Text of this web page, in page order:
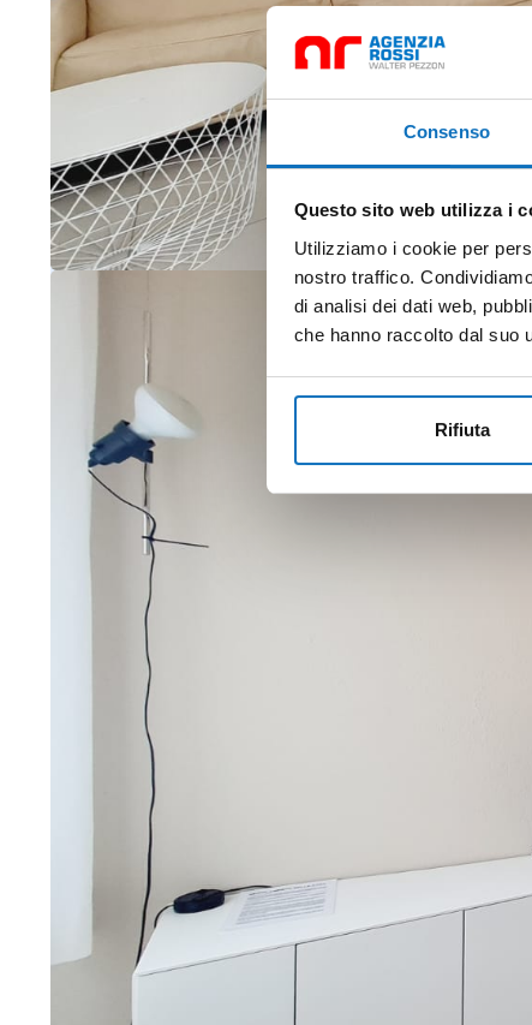
Consenso
Questo sito web utilizza i
Utilizziamo i cookie per
nostro traffico.
di analisi dei dati web,
che hanno raccolto dal suo
Rifiuta